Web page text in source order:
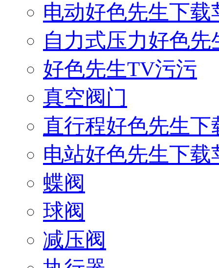
电动好色先生下
自力式压力好色
好色先生TV污污
真空阀门
直行程好色先生
电站好色先生下
蝶阀
球阀
减压阀